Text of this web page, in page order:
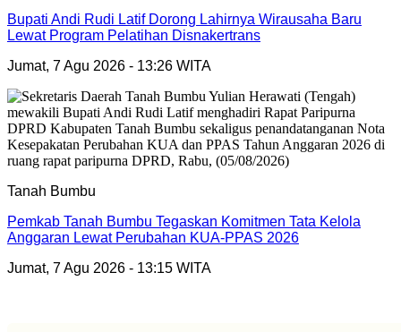
Bupati Andi Rudi Latif Dorong Lahirnya Wirausaha Baru
Lewat Program Pelatihan Disnakertrans
Jumat, 7 Agu 2026 - 13:26 WITA
Tanah Bumbu
Pemkab Tanah Bumbu Tegaskan Komitmen Tata Kelola
Anggaran Lewat Perubahan KUA-PPAS 2026
Jumat, 7 Agu 2026 - 13:15 WITA